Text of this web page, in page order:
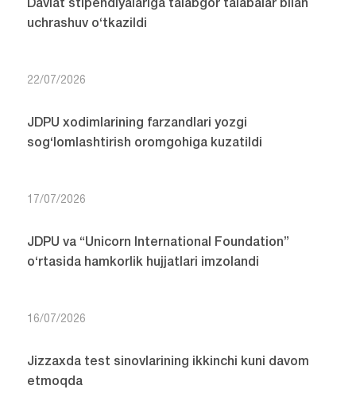
Davlat stipendiyalariga talabgor talabalar bilan
uchrashuv o‘tkazildi
22/07/2026
JDPU xodimlarining farzandlari yozgi
sog‘lomlashtirish oromgohiga kuzatildi
17/07/2026
JDPU va “Unicorn International Foundation”
o‘rtasida hamkorlik hujjatlari imzolandi
16/07/2026
Jizzaxda test sinovlarining ikkinchi kuni davom
etmoqda